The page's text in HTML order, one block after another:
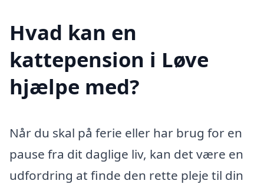
Hvad kan en
kattepension i Løve
hjælpe med?
Når du skal på ferie eller har brug for en
pause fra dit daglige liv, kan det være en
udfordring at finde den rette pleje til din